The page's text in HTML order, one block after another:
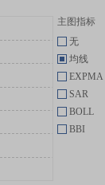
主图指标
无
均线
EXPMA
SAR
BOLL
BBI